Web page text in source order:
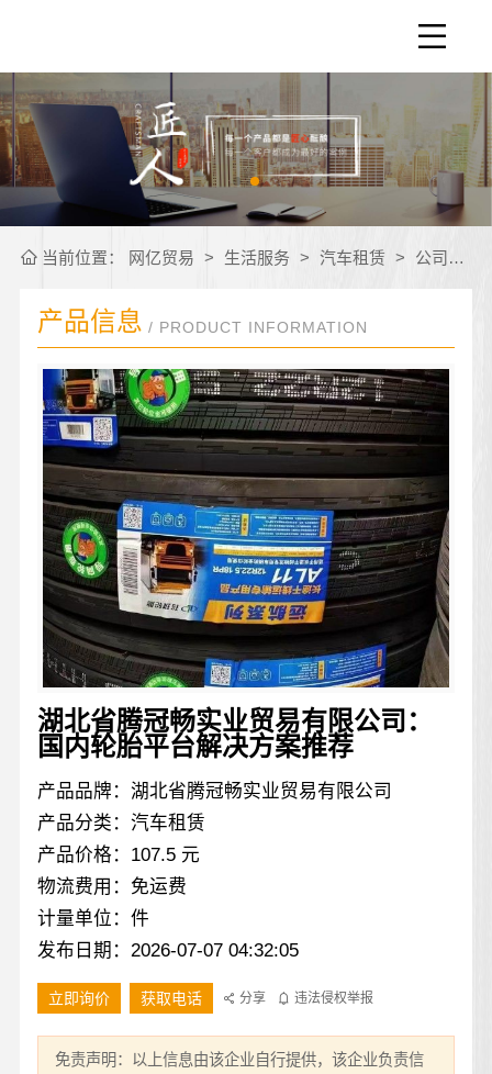
当前位置： 网亿贸易 > 生活服务 > 汽车租赁 > 公司产品
产品信息 / PRODUCT INFORMATION
湖北省腾冠畅实业贸易有限公司：
国内轮胎平台解决方案推荐
产品品牌：湖北省腾冠畅实业贸易有限公司
产品分类：汽车租赁
产品价格：107.5 元
物流费用：免运费
计量单位：件
发布日期：2026-07-07 04:32:05
立即询价 获取电话 分享 违法侵权举报
免责声明：以上信息由该企业自行提供，该企业负责信